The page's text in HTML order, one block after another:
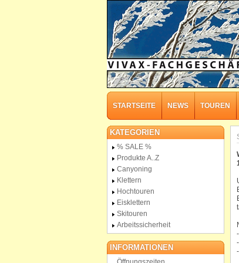
STARTSEITE NEWS TOUREN
KATEGORIEN
% SALE %
Produkte A..Z
Canyoning
Klettern
Hochtouren
Eisklettern
Skitouren
Arbeitssicherheit
INFORMATIONEN